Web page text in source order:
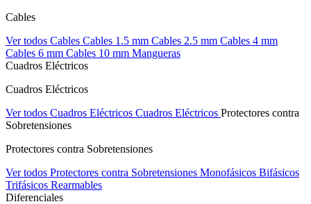
Cables
Ver todos Cables Cables 1.5 mm Cables 2.5 mm Cables 4 mm
Cables 6 mm Cables 10 mm Mangueras
Cuadros Eléctricos
Cuadros Eléctricos
Ver todos Cuadros Eléctricos Cuadros Eléctricos Protectores contra
Sobretensiones
Protectores contra Sobretensiones
Ver todos Protectores contra Sobretensiones Monofásicos Bifásicos
Trifásicos Rearmables
Diferenciales